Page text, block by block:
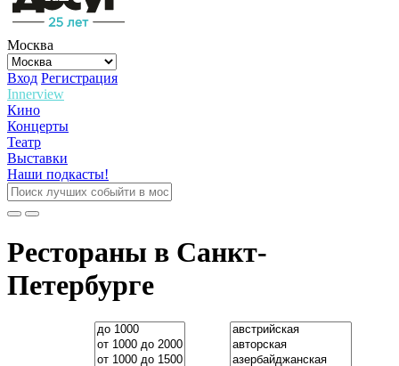
Москва
Вход Регистрация
Innerview
Кино
Концерты
Театр
Выставки
Наши подкасты!
Рестораны в Санкт-
Петербурге